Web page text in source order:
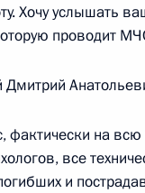
ряд назначений
Мировой
Хочу услышать
проводит
фактически на
все
и